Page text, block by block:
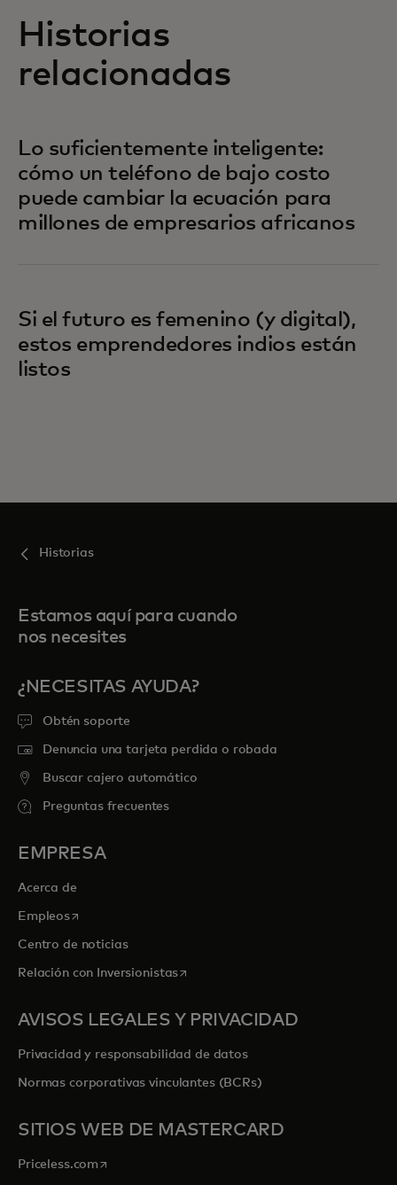
Historias
relacionadas
Lo suficientemente inteligente:
cómo un teléfono de bajo costo
puede cambiar la ecuación para
millones de empresarios africanos
Si el futuro es femenino (y digital),
estos emprendedores indios están
listos
Historias
Estamos aquí para cuando
nos necesites
¿NECESITAS AYUDA?
Obtén soporte
Denuncia una tarjeta perdida o robada
Buscar cajero automático
Preguntas frecuentes
EMPRESA
Acerca de
Empleosse abre en una pestaña nueva
Centro de noticias
Relación con Inversionistasse abre en una pestaña nueva
AVISOS LEGALES Y PRIVACIDAD
Privacidad y responsabilidad de datos
Normas corporativas vinculantes (BCRs)
SITIOS WEB DE MASTERCARD
Priceless.com se abre en una pestaña nueva